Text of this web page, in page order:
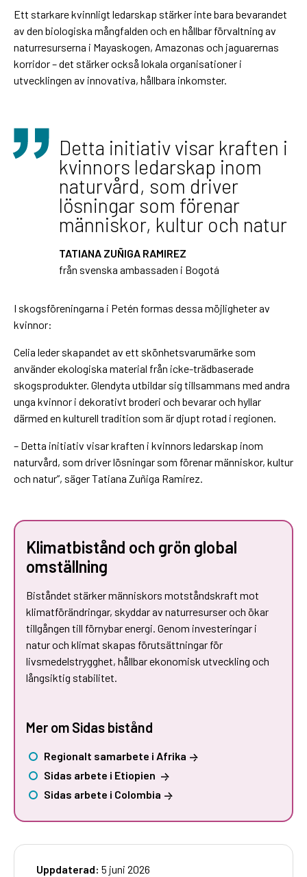
Ett starkare kvinnligt ledarskap stärker inte bara bevarandet
av den biologiska mångfalden och en hållbar förvaltning av
naturresurserna i Mayaskogen, Amazonas och jaguarernas
korridor – det stärker också lokala organisationer i
utvecklingen av innovativa, hållbara inkomster.
Detta initiativ visar kraften i
kvinnors ledarskap inom
naturvård, som driver
lösningar som förenar
människor, kultur och natur
TATIANA ZUÑIGA RAMIREZ
från svenska ambassaden i Bogotá
I skogsföreningarna i Petén formas dessa möjligheter av
kvinnor:
Celia leder skapandet av ett skönhetsvarumärke som
använder ekologiska material från icke-trädbaserade
skogsprodukter. Glendyta utbildar sig tillsammans med andra
unga kvinnor i dekorativt broderi och bevarar och hyllar
därmed en kulturell tradition som är djupt rotad i regionen.
– Detta initiativ visar kraften i kvinnors ledarskap inom
naturvård, som driver lösningar som förenar människor, kultur
och natur”, säger Tatiana Zuñiga Ramirez.
Klimatbistånd och grön global
omställning
Biståndet stärker människors motståndskraft mot
klimatförändringar, skyddar av naturresurser och ökar
tillgången till förnybar energi. Genom investeringar i
natur och klimat skapas förutsättningar för
livsmedelstrygghet, hållbar ekonomisk utveckling och
långsiktig stabilitet.
Mer om Sidas bistånd
Regionalt samarbete i Afrika
Sidas arbete i Etiopien
Sidas arbete i Colombia
Uppdaterad: 5 juni 2026